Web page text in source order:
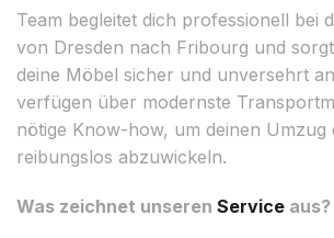
Team begleitet dich professionell bei
von Dresden nach Fribourg und
deine Möbel sicher und unversehrt
verfügen über modernste
nötige Know-how, um deinen Umzug
reibungslos abzuwickeln.
Was zeichnet unseren Service aus?